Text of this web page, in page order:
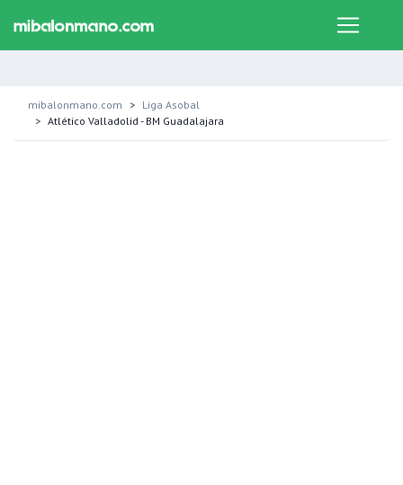
mibalonmano.com
Liga Asobal
Atlético Valladolid - BM Guadalajara